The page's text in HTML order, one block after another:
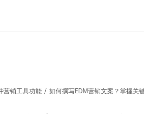
营销工具功能 / 如何撰写EDM营销文案？掌握关